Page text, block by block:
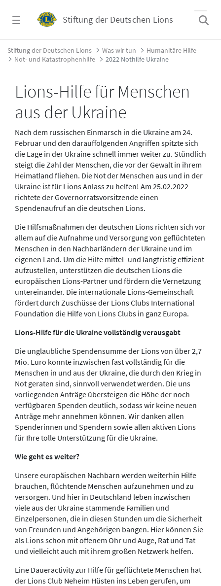
Stiftung der Deutschen Lions
2022 Nothilfe Ukraine - Stiftung der
Stiftung der Deutschen Lions Was wir tun
Humanitäre Hilfe
Not- und Katastrophenhilfe
2022 Nothilfe Ukraine
Lions-Hilfe für Menschen
aus der Ukraine
Nach dem russischen Einmarsch in die Ukraine am 24.
Februar und den darauffolgenden Angriffen spitzte sich
die Lage in der Ukraine schnell immer weiter zu. Stündlich
steigt die Zahl der Menschen, die vor der Gewalt in ihrem
Heimatland fliehen. Die Not der Menschen aus und in der
Ukraine ist für Lions Anlass zu helfen! Am 25.02.2022
richtete der Governorratsvorsitzende einen
Spendenaufruf an die deutschen Lions.
Die Hilfsmaßnahmen der deutschen Lions richten sich vor
allem auf die Aufnahme und Versorgung von geflüchteten
Menschen in den Nachbarländern der Ukraine und im
eigenen Land. Um die Hilfe mittel- und langfristig effizient
aufzustellen, unterstützen die deutschen Lions die
europäischen Lions-Partner und fördern die Vernetzung
untereinander. Die internationale Lions-Gemeinschaft
fördert durch Zuschüsse der Lions Clubs International
Foundation die Hilfe von Lions Clubs in ganz Europa.
Lions-Hilfe für die Ukraine vollständig verausgabt
Die unglaubliche Spendensumme der Lions von über 2,7
Mio. Euro konnte inzwischen fast vollständig für die
Menschen in und aus der Ukraine, die durch den Krieg in
Not geraten sind, sinnvoll verwendet werden. Die uns
vorliegenden Anträge übersteigen die Höhe der noch
verfügbaren Spenden deutlich, sodass wir keine neuen
Anträge mehr annehmen können. Wir danken allen
Spenderinnen und Spendern sowie allen aktiven Lions
für Ihre tolle Unterstützung für die Ukraine.
Wie geht es weiter?
Unsere europäischen Nachbarn werden weiterhin Hilfe
brauchen, flüchtende Menschen aufzunehmen und zu
versorgen. Und hier in Deutschland leben inzwischen
viele aus der Ukraine stammende Familien und
Einzelpersonen, die in diesen Stunden um die Sicherheit
von Freunden und Angehörigen bangen. Hier können Sie
als Lions schon mit offenem Ohr und Auge, Rat und Tat
und vielleicht auch mit ihrem großen Netzwerk helfen.
Eine Daueractivity zur Hilfe für geflüchtete Menschen hat
der Lions Club Neheim Hüsten ins Leben gerufen, um